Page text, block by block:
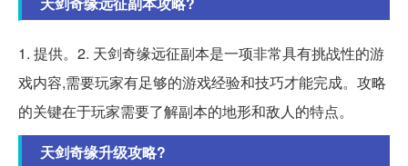
1. 提供。2. 天剑奇缘远征副本是一项非常具有挑战性的游
戏内容,需要玩家有足够的游戏经验和技巧才能完成。攻略
的关键在于玩家需要了解副本的地形和敌人的特点。
天剑奇缘升级攻略?